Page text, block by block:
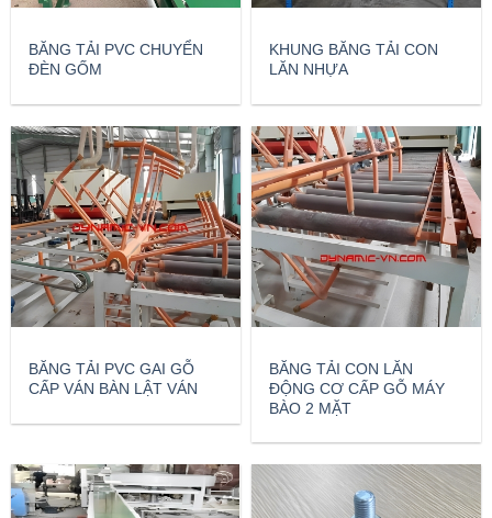
BĂNG TẢI PVC CHUYỂN
ĐÈN GỐM
KHUNG BĂNG TẢI CON
LĂN NHỰA
BĂNG TẢI PVC GAI GỖ
CẤP VÁN BÀN LẬT VÁN
BĂNG TẢI CON LĂN
ĐỘNG CƠ CẤP GỖ MÁY
BÀO 2 MẶT